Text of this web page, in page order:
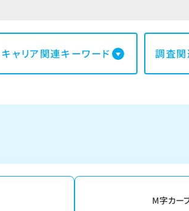
キャリア関連キーワード 調査関
M字カー